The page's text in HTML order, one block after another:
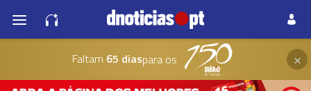
Faltam 65 diaspara os ×